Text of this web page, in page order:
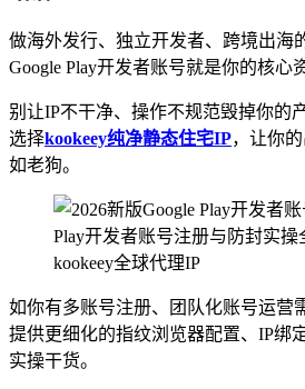
做海外发行、独立开发者、跨境出海
Google Play开发者账号就是你的核心
别让IP不干净、操作不规范毁掉你的
选择kookeey纯净静态住宅IP，让你
如老狗。
kookeey全球代理IP
如你有多账号注册、团队化账号运营
提供更细化的指纹浏览器配置、IP绑
实操干货。